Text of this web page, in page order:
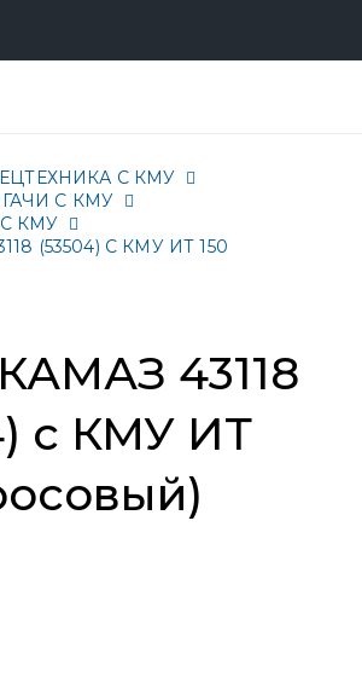
С КМУ
С КМУ
КМУ
(53504) С КМУ ИТ 150
43118
с КМУ ИТ